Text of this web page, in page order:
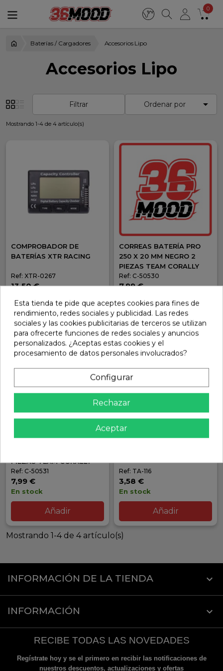
0
Baterías / Cargadores Accesorios Lipo
Accesorios Lipo
Filtrar Ordenar por 
Mostrando 1-4 de 4 artículo(s)
COMPROBADOR DE
BATERÍAS XTR RACING
Ref: XTR-0267
13,50 €
Añadir
CORREAS BATERÍA PRO
250 X 20 MM NEGRO 2
PIEZAS TEAM CORALLY
Ref: C-50530
7,99 €
Añadir
PIEZAS TEAM CORALLY
Ref: C-50531
7,99 €
En stock
Añadir
Ref: TA-116
3,58 €
En stock
Añadir
Mostrando 1-4 de 4 artículo(s)
INFORMACIÓN DE LA TIENDA keyboard_arrow_down
INFORMACIÓN 
RECIBE TODAS LAS NOVEDADES
Regístrate hoy y se el primero en recibir las notificaciones de
nuestros descuentos, actualizaciones y ofertas
Esta tienda te pide que aceptes cookies para fines de
rendimiento, redes sociales y publicidad. Las redes
sociales y las cookies publicitarias de terceros se utilizan
para ofrecerte funciones de redes sociales y anuncios
personalizados. ¿Aceptas estas cookies y el
procesamiento de datos personales involucrados?
Configurar
Rechazar
Aceptar